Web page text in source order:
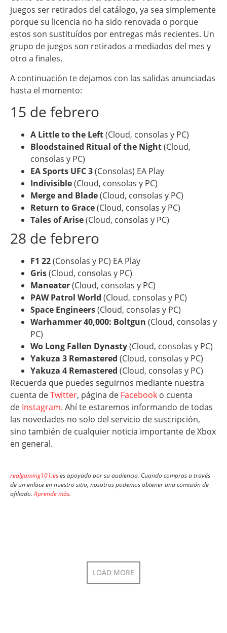
juegos ser retirados del catálogo, ya sea simplemente
porque su licencia no ha sido renovada o porque
estos son sustituídos por entregas más recientes. Un
grupo de juegos son retirados a mediados del mes y
otro a finales.
A continuación te dejamos con las salidas anunciadas
hasta el momento:
15 de febrero
A Little to the Left(Cloud, consolas y PC)
Bloodstained Ritual of the Night(Cloud,
consolas y PC)
EA Sports UFC 3(Consolas) EA Play
Indivisible(Cloud, consolas y PC)
Merge and Blade(Cloud, consolas y PC)
Return to Grace(Cloud, consolas y PC)
Tales of Arise(Cloud, consolas y PC)
28 de febrero
F1 22(Consolas y PC) EA Play
Gris(Cloud, consolas y PC)
Maneater(Cloud, consolas y PC)
PAW Patrol World (Cloud, consolas y PC)
Space Engineers(Cloud, consolas y PC)
Warhammer 40,000: Boltgun (Cloud, consolas y
PC)
Wo Long Fallen Dynasty(Cloud, consolas y PC)
Yakuza 3 Remastered (Cloud, consolas y PC)
Yakuza 4 Remastered (Cloud, consolas y PC)
Recuerda que puedes seguirnos mediante nuestra
cuenta deTwitter, página de Facebook o cuenta
de Instagram. Ahí te estaremos informando de todas
las novedades no solo del servicio de suscripción,
sino también de cualquier noticia importante de Xbox
en general.
realgaming101.eses apoyado por su audiencia. Cuando compras a través
de un enlace en nuestro sitio, nosotros podemos obtener una comisión de
afiliado.Aprende más.
LOAD MORE